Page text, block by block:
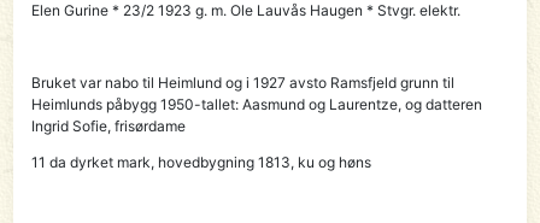
Elen Gurine * 23/2 1923 g. m. Ole Lauvås Haugen * Stvgr. elektr.
Bruket var nabo til Heimlund og i 1927 avsto Ramsfjeld grunn til
Heimlunds påbygg 1950-tallet: Aasmund og Laurentze, og datteren
Ingrid Sofie, frisørdame
11 da dyrket mark, hovedbygning 1813, ku og høns